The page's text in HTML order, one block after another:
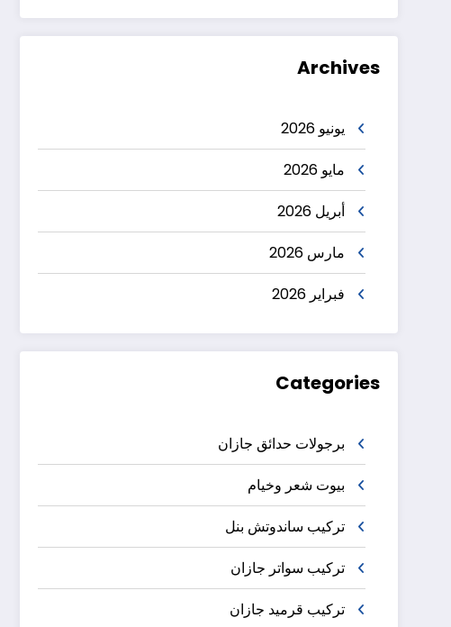
Archives
يونيو 2026
مايو 2026
أبريل 2026
مارس 2026
فبراير 2026
Categories
برجولات حدائق جازان
بيوت شعر وخيام
تركيب ساندوتش بنل
تركيب سواتر جازان
تركيب قرميد جازان